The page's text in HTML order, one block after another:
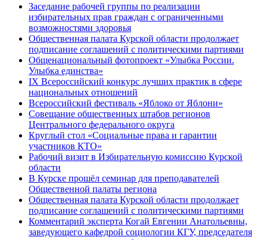
Заседание рабочей группы по реализации
избирательных прав граждан с ограниченными
возможностями здоровья
Общественная палата Курской области продолжает
подписание соглашений с политическими партиями
Общенациональный фотопроект «Улыбка России.
Улыбка единства»
IХ Всероссийский конкурс лучших практик в сфере
национальных отношений
Всероссийский фестиваль «Яблоко от Яблони»
Совещание общественных штабов регионов
Центрального федерального округа
Круглый стол «Социальные права и гарантии
участников КТО»
Рабочий визит в Избирательную комиссию Курской
области
В Курске прошёл семинар для преподавателей
Общественной палаты региона
Общественная палата Курской области продолжает
подписание соглашений с политическими партиями
Комментарий эксперта Когай Евгении Анатольевны,
заведующего кафедрой социологии КГУ, председателя